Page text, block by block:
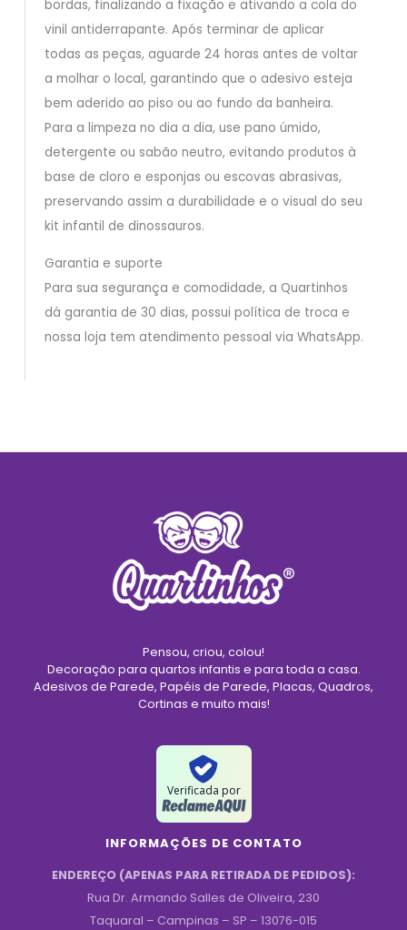
bordas, finalizando a fixação e ativando a cola do
vinil antiderrapante. Após terminar de aplicar
todas as peças, aguarde 24 horas antes de voltar
a molhar o local, garantindo que o adesivo esteja
bem aderido ao piso ou ao fundo da banheira.
Para a limpeza no dia a dia, use pano úmido,
detergente ou sabão neutro, evitando produtos à
base de cloro e esponjas ou escovas abrasivas,
preservando assim a durabilidade e o visual do seu
kit infantil de dinossauros.
Garantia e suporte
Para sua segurança e comodidade, a Quartinhos
dá garantia de 30 dias, possui política de troca e
nossa loja tem atendimento pessoal via WhatsApp.
Pensou, criou, colou!
Decoração para quartos infantis e para toda a casa.
Adesivos de Parede, Papéis de Parede, Placas, Quadros,
Cortinas e muito mais!
Verificada por
INFORMAÇÕES DE CONTATO
ENDEREÇO (APENAS PARA RETIRADA DE PEDIDOS):
Rua Dr. Armando Salles de Oliveira, 230
Taquaral – Campinas – SP – 13076-015